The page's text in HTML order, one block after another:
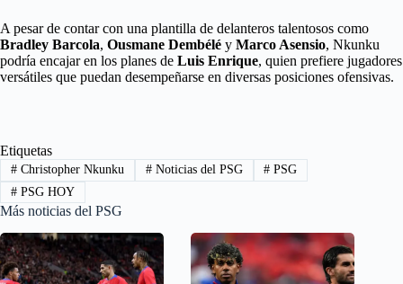
A pesar de contar con una plantilla de delanteros talentosos como
Bradley Barcola, Ousmane Dembélé y Marco Asensio, Nkunku
podría encajar en los planes de Luis Enrique, quien prefiere jugadores
versátiles que puedan desempeñarse en diversas posiciones ofensivas.
Etiquetas
#Christopher Nkunku #Noticias del PSG # PSG
#PSG HOY
Más noticias del PSG